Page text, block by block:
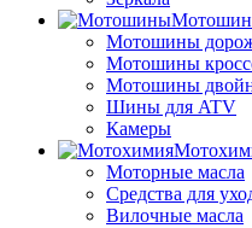
Мотошины
Мотошины
Мотошины
Шины для ATV
Камеры
Моторные масла
Средства для
Вилочные масла